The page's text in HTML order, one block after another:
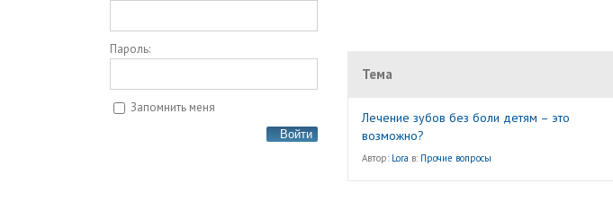
Тема
Лечение зубов без боли детям – это
возможно?
Автор: Lora в: Прочие вопросы
Пароль:
Запомнить меня
Войти